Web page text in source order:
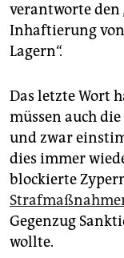
verantworte
Inhaftierung
Lagern“.
Das letzte Wort
müssen auch
und zwar
dies immer
blockierte
Gegenzug
wollte.